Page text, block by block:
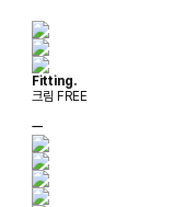
Fitting.
크림 FREE
ㅡ